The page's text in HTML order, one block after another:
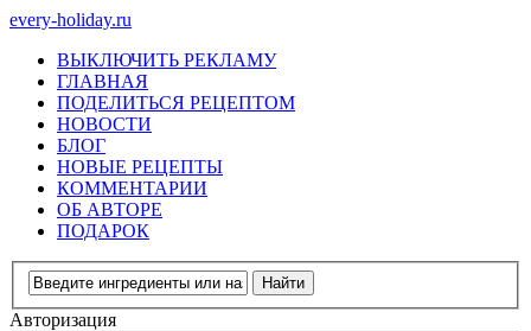
every-holiday.ru
ВЫКЛЮЧИТЬ РЕКЛАМУ
ГЛАВНАЯ
ПОДЕЛИТЬСЯ РЕЦЕПТОМ
НОВОСТИ
БЛОГ
НОВЫЕ РЕЦЕПТЫ
КОММЕНТАРИИ
ОБ АВТОРЕ
ПОДАРОК
Авторизация